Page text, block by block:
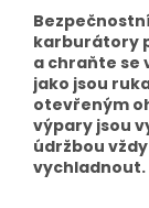
karburátory
a chraňte se
jako jsou
otevřeným
výpary jsou
údržbou
vychladnout.